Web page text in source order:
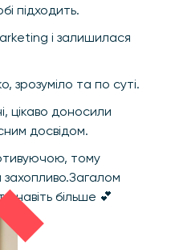
підходить.
і залишилася
зрозуміло та по суті.
цікаво доносили
досвідом.
тому
навіть більше 💕